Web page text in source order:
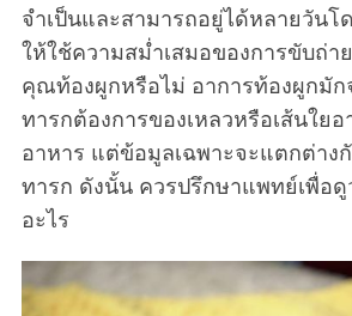
จำเป็นและสามารถอยู่ได้หลายวันโ
ให้ใช้ความสม่ำเสมอของการขับถ่า
คุณท้องผูกหรือไม่ อาการท้องผูกมัก
ทารกต้องการของเหลวหรือเส้นใย
อาหาร แต่ข้อมูลเฉพาะจะแตกต่าง
ทารก ดังนั้น ควรปรึกษาแพทย์เพื่อดู
อะไร